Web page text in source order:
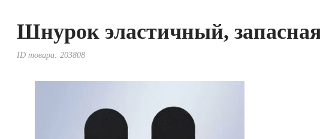
Уникальные и полезные
Прокат инвалидной техники
Средства по уходу за больными
Ортопедические изделия
Ортопедические матрасы и подушки
Домашняя медтехника
Экология дома
Шнурок эластичный,
ID товара:203808